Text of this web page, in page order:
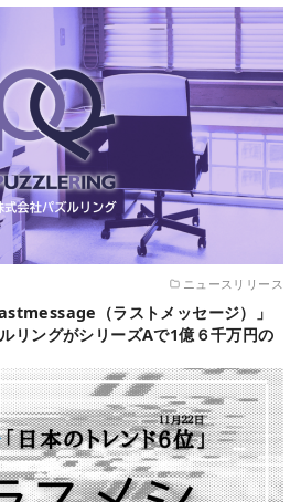
ニュースリリース
（ラストメッセージ）」
リングがシリーズAで1億６千万円の